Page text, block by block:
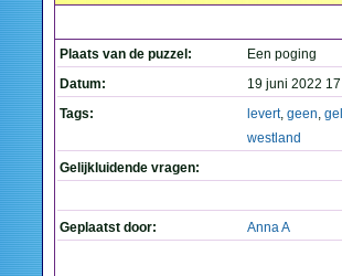
Plaats van de puzzel:
Een poging
Datum:
19 juni 2022
Tags:
levert, geen,
westland
Gelijkluidende vragen:
Geplaatst door: Anna A